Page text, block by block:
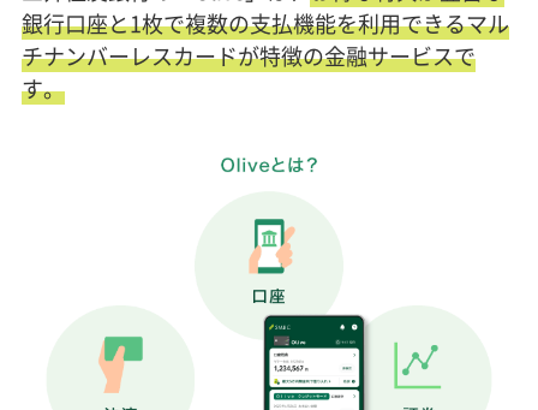
銀行口座と1枚で複数の支払機能を利用できるマル
チナンバーレスカードが特徴の金融サービスで
す。